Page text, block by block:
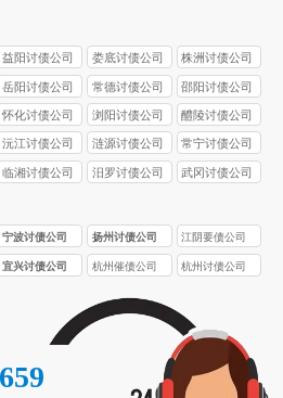
益阳讨债公司 娄底讨债公司 株洲讨债公司
岳阳讨债公司 常德讨债公司 邵阳讨债公司
怀化讨债公司 浏阳讨债公司 醴陵讨债公司
沅江讨债公司 涟源讨债公司 常宁讨债公司
临湘讨债公司 汨罗讨债公司 武冈讨债公司
宁波讨债公司 扬州讨债公司 江阴要债公司
宜兴讨债公司 杭州催债公司 杭州讨债公司